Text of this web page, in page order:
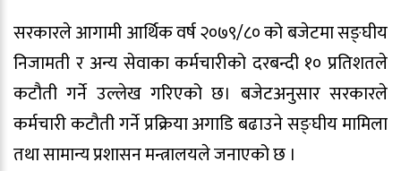
सरकारले आगामी आर्थिक वर्ष २०७९/८० को बजेटमा सङ्घीय
निजामती र अन्य सेवाका कर्मचारीको दरबन्दी १० प्रतिशतले
कटौती गर्ने उल्लेख गरिएको छ। बजेटअनुसार सरकारले
कर्मचारी कटौती गर्ने प्रक्रिया अगाडि बढाउने सङ्घीय मामिला
तथा सामान्य प्रशासन मन्त्रालयले जनाएको छ ।